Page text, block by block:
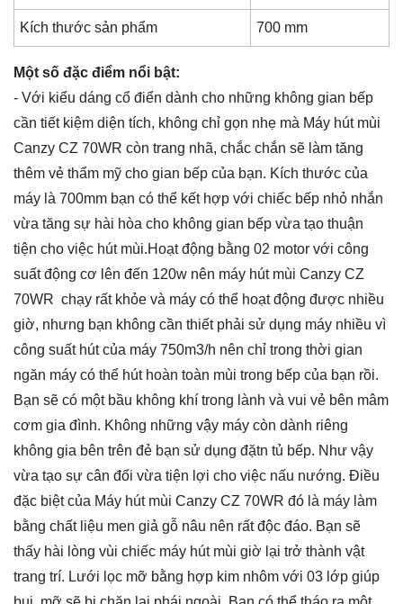
Kích thước sản phẩm 700 mm
Một số đặc điểm nổi bật:
- Với kiểu dáng cổ điển dành cho những không gian bếp
cần tiết kiệm diện tích, không chỉ gọn nhẹ mà Máy hút mùi
Canzy CZ 70WR còn trang nhã, chắc chắn sẽ làm tăng
thêm vẻ thẩm mỹ cho gian bếp của bạn. Kích thước của
máy là 700mm bạn có thể kết hợp với chiếc bếp nhỏ nhắn
vừa tăng sự hài hòa cho không gian bếp vừa tạo thuận
tiện cho việc hút mùi.Hoạt động bằng 02 motor với công
suất động cơ lên đến 120w nên máy hút mùi Canzy CZ
70WR chạy rất khỏe và máy có thể hoạt động được nhiều
giờ, nhưng bạn không cần thiết phải sử dụng máy nhiều vì
công suất hút của máy 750m3/h nên chỉ trong thời gian
ngăn máy có thể hút hoàn toàn mùi trong bếp của bạn rồi.
Bạn sẽ có một bầu không khí trong lành và vui vẻ bên mâm
cơm gia đình. Không những vậy máy còn dành riêng
không gia bên trên đẻ bạn sử dụng đặtn tủ bếp. Như vậy
vừa tạo sự cân đối vừa tiện lợi cho việc nấu nướng. Điều
đặc biệt của Máy hút mùi Canzy CZ 70WR đó là máy làm
bằng chất liệu men giả gỗ nâu nên rất độc đáo. Bạn sẽ
thấy hài lòng vùi chiếc máy hút mùi giờ lại trở thành vật
trang trí. Lưới lọc mỡ bằng hợp kim nhôm với 03 lớp giúp